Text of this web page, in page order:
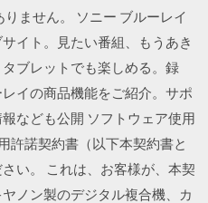
ません。 ソニー ブルーレイ
イト。見たい番組、もうあき
ブレットでも楽しめる。録
イの商品機能をご紹介。サポ
なども公開 ソフトウェア使用
許諾契約書（以下本契約書と
い。 これは、お客様が、本契
ノン製のデジタル複合機、カ